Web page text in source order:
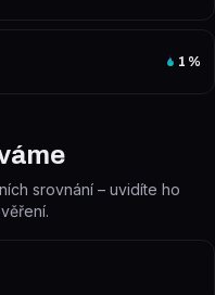
1 %
srovnání – uvidíte ho